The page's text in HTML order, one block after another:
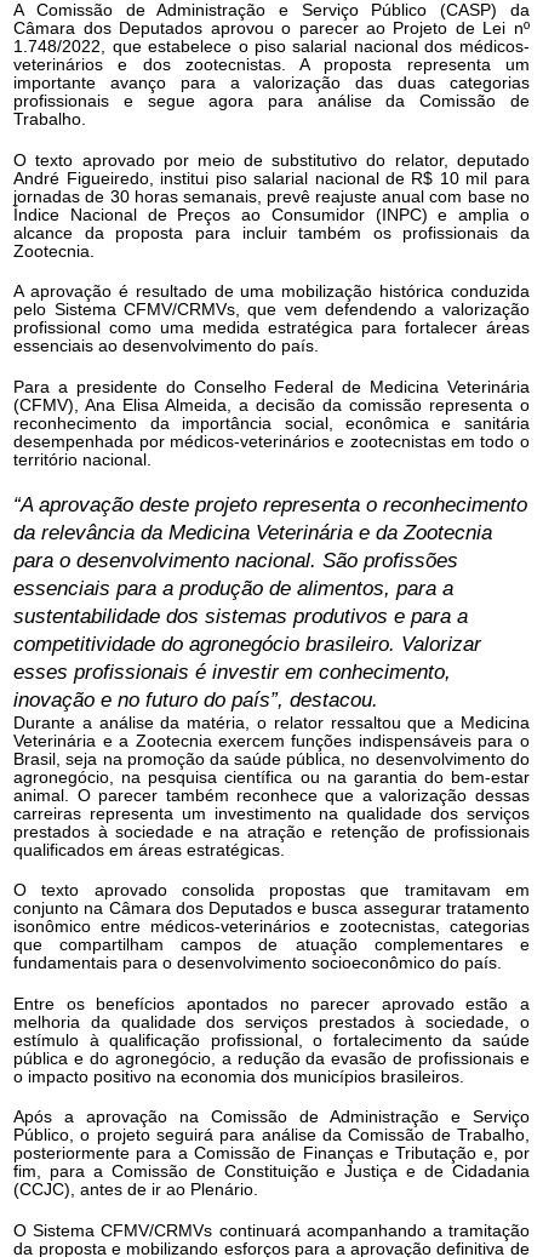
A Comissão de Administração e Serviço Público (CASP) da
Câmara dos Deputados aprovou o parecer ao Projeto de Lei nº
1.748/2022, que estabelece o piso salarial nacional dos médicos-
veterinários e dos zootecnistas. A proposta representa um
importante avanço para a valorização das duas categorias
profissionais e segue agora para análise da Comissão de
Trabalho.
O texto aprovado por meio de substitutivo do relator, deputado
André Figueiredo, institui piso salarial nacional de R$ 10 mil para
jornadas de 30 horas semanais, prevê reajuste anual com base no
Índice Nacional de Preços ao Consumidor (INPC) e amplia o
alcance da proposta para incluir também os profissionais da
Zootecnia.
A aprovação é resultado de uma mobilização histórica conduzida
pelo Sistema CFMV/CRMVs, que vem defendendo a valorização
profissional como uma medida estratégica para fortalecer áreas
essenciais ao desenvolvimento do país.
Para a presidente do Conselho Federal de Medicina Veterinária
(CFMV), Ana Elisa Almeida, a decisão da comissão representa o
reconhecimento da importância social, econômica e sanitária
desempenhada por médicos-veterinários e zootecnistas em todo o
território nacional.
“A aprovação deste projeto representa o reconhecimento
da relevância da Medicina Veterinária e da Zootecnia
para o desenvolvimento nacional. São profissões
essenciais para a produção de alimentos, para a
sustentabilidade dos sistemas produtivos e para a
competitividade do agronegócio brasileiro. Valorizar
esses profissionais é investir em conhecimento,
inovação e no futuro do país”, destacou.
Durante a análise da matéria, o relator ressaltou que a Medicina
Veterinária e a Zootecnia exercem funções indispensáveis para o
Brasil, seja na promoção da saúde pública, no desenvolvimento do
agronegócio, na pesquisa científica ou na garantia do bem-estar
animal. O parecer também reconhece que a valorização dessas
carreiras representa um investimento na qualidade dos serviços
prestados à sociedade e na atração e retenção de profissionais
qualificados em áreas estratégicas.
O texto aprovado consolida propostas que tramitavam em
conjunto na Câmara dos Deputados e busca assegurar tratamento
isonômico entre médicos-veterinários e zootecnistas, categorias
que compartilham campos de atuação complementares e
fundamentais para o desenvolvimento socioeconômico do país.
Entre os benefícios apontados no parecer aprovado estão a
melhoria da qualidade dos serviços prestados à sociedade, o
estímulo à qualificação profissional, o fortalecimento da saúde
pública e do agronegócio, a redução da evasão de profissionais e
o impacto positivo na economia dos municípios brasileiros.
Após a aprovação na Comissão de Administração e Serviço
Público, o projeto seguirá para análise da Comissão de Trabalho,
posteriormente para a Comissão de Finanças e Tributação e, por
fim, para a Comissão de Constituição e Justiça e de Cidadania
(CCJC), antes de ir ao Plenário.
O Sistema CFMV/CRMVs continuará acompanhando a tramitação
da proposta e mobilizando esforços para a aprovação definitiva de